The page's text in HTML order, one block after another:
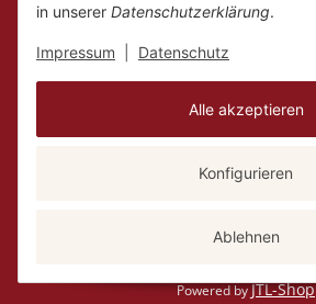
Alle akzeptieren
Konfigurieren
Ablehnen
in unserer Datenschutzerklärung.
Impressum Datenschutz
* Alle Preise inkl. gesetzlicher USt., zzgl.Versand
Powered byJTL-Shop